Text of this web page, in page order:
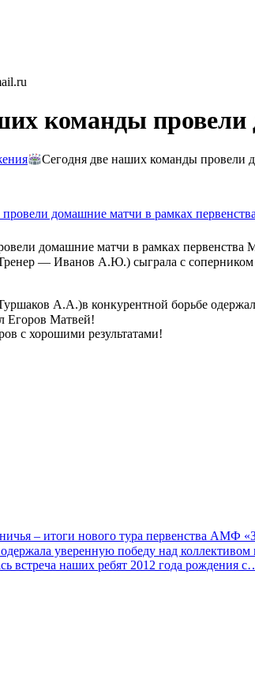
команды
Сегодня две наших команды провели
домашние матчи в рамках первенства
— Иванов А.Ю.) сыграла с
А.А.)в конкурентной борьбе
Егоров Матвей!
с хорошими результатами!
– итоги нового тура первенства АМФ
уверенную победу над
встреча наших ребят 2012 года рождения